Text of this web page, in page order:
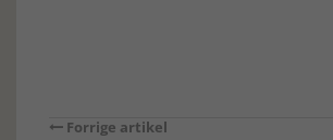
Forrige artikel